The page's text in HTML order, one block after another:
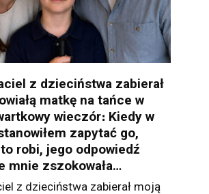
z dzieciństwa zabierał
matkę na tańce w
wieczór։ Kiedy w
zapytać go,
robi, jego odpowiedź
mnie zszokowała…
z dzieciństwa zabierał moją